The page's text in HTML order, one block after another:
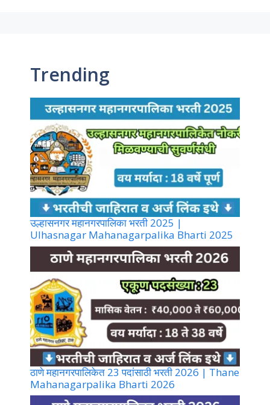
Trending
उल्हासनगर महानगरपालिका भरती 2025 |
Ulhasnagar Mahanagarpalika Bharti 2025
ठाणे महानगरपालिकेत 23 पदांसाठी भरती 2026 | Thane
Mahanagarpalika Bharti 2026